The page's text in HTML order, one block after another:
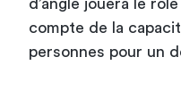
d’angle jouera le
compte de la
personnes pour un